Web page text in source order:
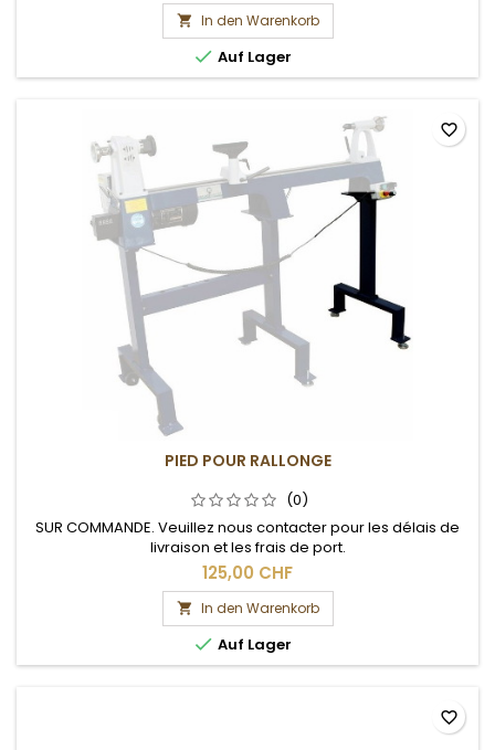
 In den Warenkorb
 Auf Lager
PIED POUR RALLONGE
(0)
SUR COMMANDE. Veuillez nous contacter pour les délais de
livraison et les frais de port.
125,00 CHF
 In den Warenkorb
 Auf Lager
favorite_border
favorite_border